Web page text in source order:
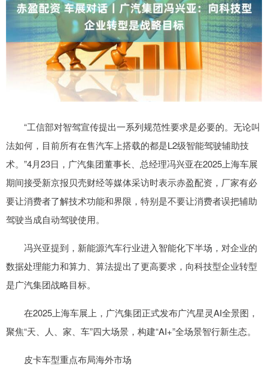
“工信部对智驾宣传提出一系列规范性要求是必要的。无论叫
法如何，目前所有在售汽车上搭载的都是L2级智能驾驶辅助技
术。”4月23日，广汽集团董事长、总经理冯兴亚在2025上海车展
期间接受新京报贝壳财经等媒体采访时表示赤盈配资，厂家有必
要让消费者了解技术功能和界限，特别是不要让消费者误把辅助
驾驶当成自动驾驶使用。
冯兴亚提到，新能源汽车行业进入智能化下半场，对企业的
数据处理能力和算力、算法提出了更高要求，向科技型企业转型
是广汽集团战略目标。
在2025上海车展上，广汽集团正式发布广汽星灵AI全景图，
聚焦“天、人、家、车”四大场景，构建“AI+”全场景智行新生态。
皮卡车型重点布局海外市场